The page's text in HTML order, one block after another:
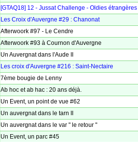
[GTAQ18] 12 - Jussat Challenge - Oldies étrangères
Les Croix d'Auvergne #29 : Chanonat
Afterwoork #97 - Le Cendre
Afterwoork #93 à Cournon d'Auvergne
Un Auvergnat dans l'Aude II
Les croix d'Auvergne #216 : Saint-Nectaire
7ème bougie de Lenny
Ab hoc et ab hac : 20 ans déjà.
Un Event, un point de vue #62
Un auvergnat dans le tarn II
Un auvergnat dans le var " le retour "
Un Event, un parc #45